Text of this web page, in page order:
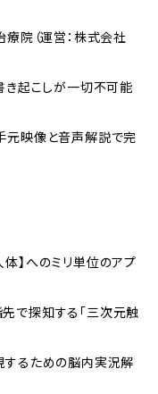
院（運営：株式会社
き起こしが一切不可能
元映像と音声解説で完
】へのミリ単位のアプ
で探知する「三次元触
するための脳内実況解